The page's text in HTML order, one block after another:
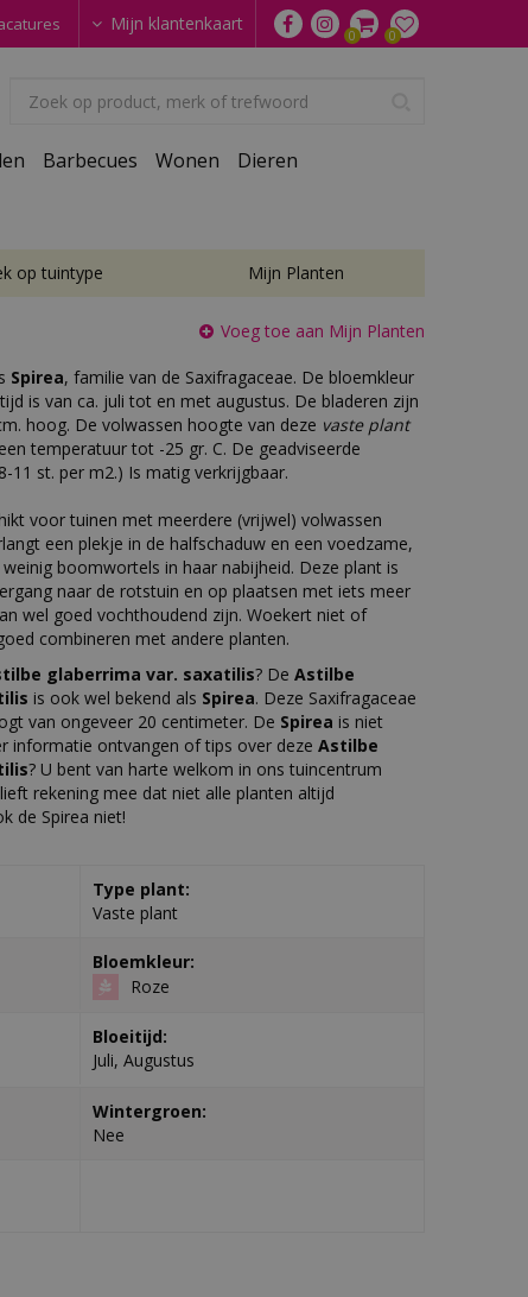
Mijn klantenkaart
Barbecues Wonen Dieren
op tuintype Mijn Planten
Voeg toe aan Mijn Planten
Spirea, familie van de Saxifragaceae. De bloemkleur
is van ca. juli tot en met augustus. De bladeren zijn
hoog. De volwassen hoogte van deze vaste plant
temperatuur tot -25 gr. C. De geadviseerde
11 st. per m2.) Is matig verkrijgbaar.
voor tuinen met meerdere (vrijwel) volwassen
een plekje in de halfschaduw en een voedzame,
boomwortels in haar nabijheid. Deze plant is
naar de rotstuin en op plaatsen met iets meer
wel goed vochthoudend zijn. Woekert niet of
combineren met andere planten.
glaberrima var. saxatilis? De Astilbe
is ook wel bekend als Spirea. Deze Saxifragaceae
van ongeveer 20 centimeter. De Spirea is niet
informatie ontvangen of tips over deze Astilbe
? U bent van harte welkom in ons tuincentrum
rekening mee dat niet alle planten altijd
de Spirea niet!
Type plant:
Vaste plant
Bloemkleur:
Roze
Bloeitijd:
Juli, Augustus
Wintergroen:
Nee